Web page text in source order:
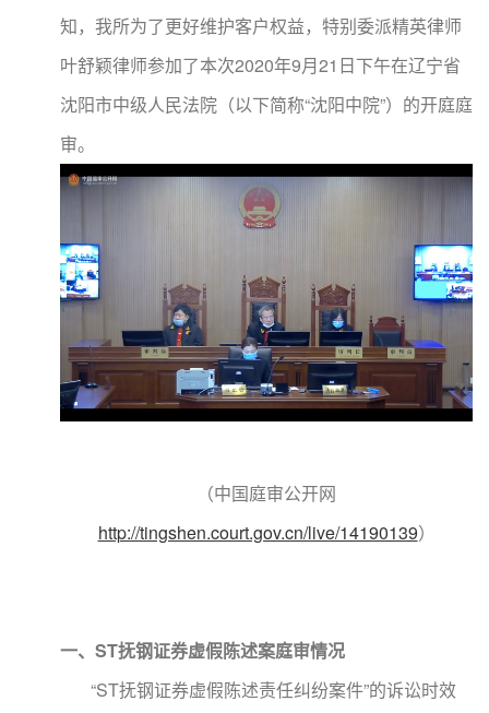
知，我所为了更好维护客户权益，特别委派精英律师
叶舒颖律师参加了本次2020年9月21日下午在辽宁省
沈阳市中级人民法院（以下简称“沈阳中院”）的开庭庭
审。
（中国庭审公开网
http://tingshen.court.gov.cn/live/14190139）
一、 ST抚钢证券虚假陈述案庭审情况
“ST抚钢证券虚假陈述责任纠纷案件”的诉讼时效